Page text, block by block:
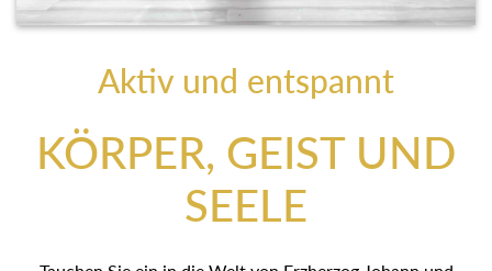
Aktiv und entspannt
KÖRPER, GEIST UND
SEELE